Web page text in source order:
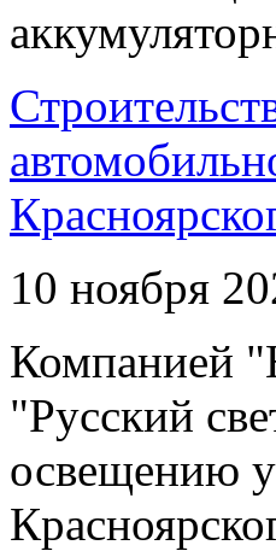
10 ноября
Компанией
"Русский
освещению